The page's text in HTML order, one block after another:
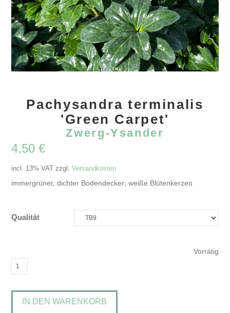
Pachysandra terminalis
'Green Carpet'
Zwerg-Ysander
4,50€
incl. 13% VAT zzgl.Versandkosten
immergrüner, dichter Bodendecker; weiße Blütenkerzen
Qualität
Vorrätig
Pachysandra
'Green
Carpet'Zwerg-
IN DEN WARENKORB